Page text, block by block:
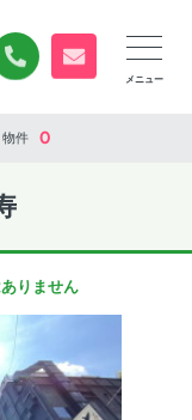
0120-840-834
無料お問い合
物件 0
りません